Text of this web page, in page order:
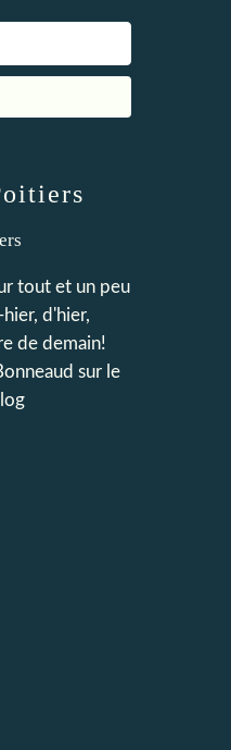
tout et un peu
d'hier,
de demain!
sur le